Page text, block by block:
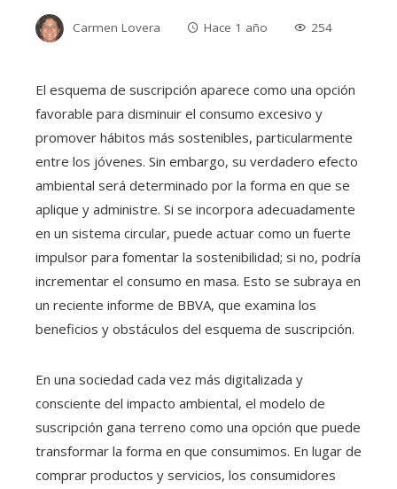
Carmen Lovera Hace 1 año 254
El esquema de suscripción aparece como una opción
favorable para disminuir el consumo excesivo y
promover hábitos más sostenibles, particularmente
entre los jóvenes. Sin embargo, su verdadero efecto
ambiental será determinado por la forma en que se
aplique y administre. Si se incorpora adecuadamente
en un sistema circular, puede actuar como un fuerte
impulsor para fomentar la sostenibilidad; si no, podría
incrementar el consumo en masa. Esto se subraya en
un reciente informe de BBVA, que examina los
beneficios y obstáculos del esquema de suscripción.
En una sociedad cada vez más digitalizada y
consciente del impacto ambiental, el modelo de
suscripción gana terreno como una opción que puede
transformar la forma en que consumimos. En lugar de
comprar productos y servicios, los consumidores